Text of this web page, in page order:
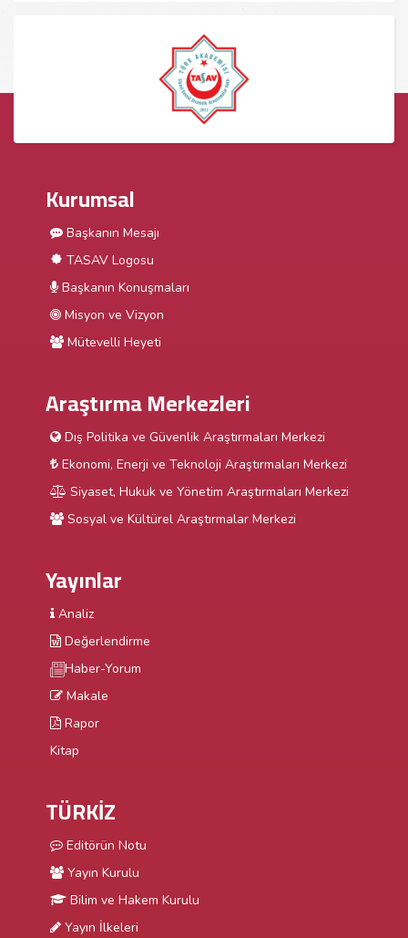
Kurumsal
Başkanın Mesajı
TASAV Logosu
Başkanın Konuşmaları
Misyon ve Vizyon
Mütevelli Heyeti
Araştırma Merkezleri
Dış Politika ve Güvenlik Araştırmaları Merkezi
Ekonomi, Enerji ve Teknoloji Araştırmaları Merkezi
Siyaset, Hukuk ve Yönetim Araştırmaları Merkezi
Sosyal ve Kültürel Araştırmalar Merkezi
Yayınlar
Analiz
Değerlendirme
Haber-Yorum
Makale
Rapor
Kitap
TÜRKİZ
Editörün Notu
Yayın Kurulu
Bilim ve Hakem Kurulu
Yayın İlkeleri